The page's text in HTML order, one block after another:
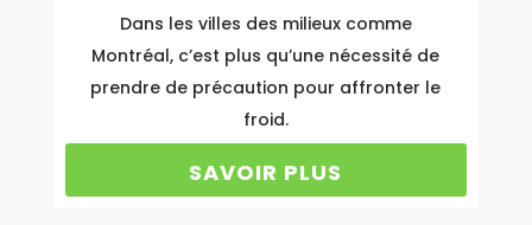
Dans les villes des milieux comme
Montréal, c’est plus qu’une nécessité de
prendre de précaution pour affronter le
froid.
SAVOIR PLUS